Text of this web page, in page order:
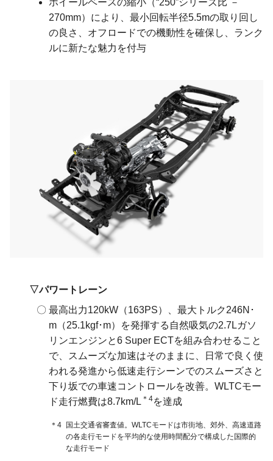
ホイールベースの縮小（“250”シリーズ比 －
270mm）により、最小回転半径5.5mの取り回し
の良さ、オフロードでの機動性を確保し、ランク
ルに新たな魅力を付与
パワートレーン
最高出力120kW（163PS）、最大トルク246N･
m（25.1kgf･m）を発揮する自然吸気の2.7Lガソ
リンエンジンと6 Super ECTを組み合わせること
で、スムーズな加速はそのままに、日常で良く使
われる発進から低速走行シーンでのスムーズさと
下り坂での車速コントロールを改善。WLTCモー
ド走行燃費は8.7km/L ＊4を達成
＊4
国土交通省審査値。WLTCモードは市街地、郊外、高速道路
の各走行モードを平均的な使用時間配分で構成した国際的
な走行モード